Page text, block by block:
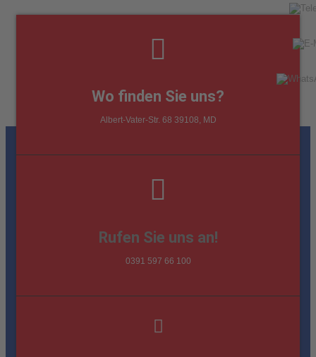
Wo finden Sie uns?
Albert-Vater-Str. 68 39108, MD
Rufen Sie uns an!
0391 597 66 100